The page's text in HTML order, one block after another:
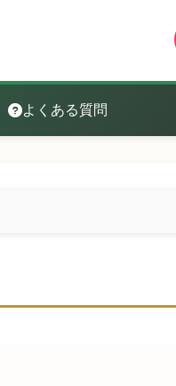
よくある質問